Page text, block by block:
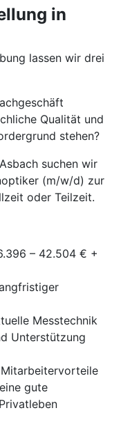
in
lassen wir drei
Qualität und
stehen?
suchen wir
(m/w/d) zur
oder Teilzeit.
– 42.504 € +
Messtechnik
Unterstützung
gute